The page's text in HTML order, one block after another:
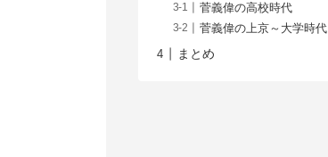
菅義偉の高校時代
菅義偉の上京～大学時代
まとめ